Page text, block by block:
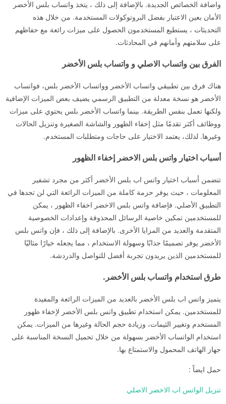
واضافة الخصائص الجديدة. بالإضافة إلى ذلك ، يتخذ واتساب بلس الأخضر
الأمان بعين الاعتبار بفضل البروتوكولات المستخدمة. من خلال هذه
التحديثات ، يستطيع المستخدمون الحصول على ميزات رائعة مع حفاظهم
على سلامتهم وأمانهم في المحادثات.
الفرق بين واتساب الاصلي و واتساب بلس الأخضر
هناك فرق بين تطبيقي واتساب الأخضر وواتساب الأخضر بلس، فواتساب
الأخضر هو نسخة معدلة من التطبيق الرسمي يضيف بعض الميزات الإضافية
ولكنها تعمل بنفس الطريقة. بينما واتساب الأخضر بلس يحتوي على ميزات
ووظائف أكثر تقدمًا مثل إخفاء الظهور والشاشة الصغيرة وتنزيل الحالات
وغيرها. لذلك، يعتمد الاختيار على حاجات ومتطلبات المستخدم.
أسباب اختيار واتس بلس الاخضر إخفاء الظهور
تتضمن أسباب اختيار واتس اب بلس الأخضر أكثر من مجرد تشفير
المعلومات ، حيث يوفر حزمة كاملة من الميزات الرائعة التي لن تجدها في
التطبيق الأصلي. فإضافة واتس بلس الاخضر اخفاء الظهور ، يمكن
للمستخدمين تمكين خاصية الرسائل المحذوفة وإعدادات الخصوصية
المتقدمة والعديد من المزايا الأخرى. بالإضافة إلى ذلك ، فإن واتس بلس
الأخضر يوفر تصميمًا جذابًا وسهولة الاستخدام ، مما يجعله خيارًا مثاليًا
للمستخدمين الذين يريدون تجربة أفضل للتواصل والدردشة.
طرق استخدام واتساب بلس الأخضر.
يتميز واتس اب بلس الأخضر بالعديد من الميزات الرائعة والمفيدة
للمستخدمين. يمكن استخدام تطبيق واتس بلس الأخضر لإخفاء ظهور
المستخدم وتغيير الثيمات، وزيادة حجم الحالة وغيرها من الميزات. يمكن
استخدام الواتساب الأخضر بسهولة من خلال تحميل النسخة المناسبة على
جهاز الهاتف المحمول والاستمتاع بها.
حمل ايضاً :
تنزيل الواتس اب الاخضر الاصلي